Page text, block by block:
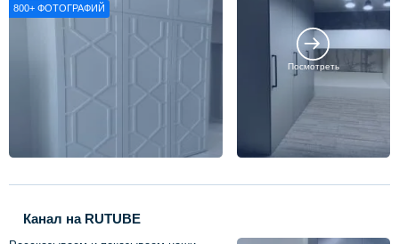
800+ ФОТОГРАФИЙ
Посмотреть
Канал на RUTUBE